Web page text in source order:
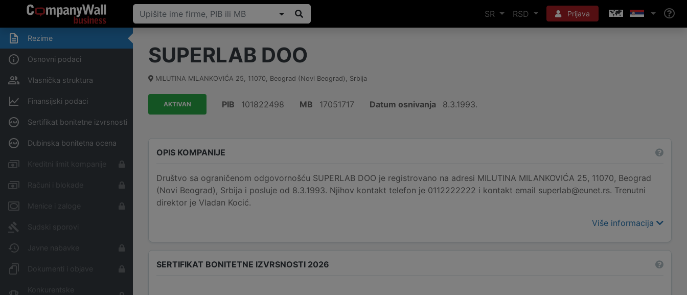
SR RSD Prijava
Rezime
Osnovni podaci
Vlasnička struktura
Finansijski podaci
Sertifikat bonitetne izvrsnosti
Dubinska bonitetna ocena
Kreditni limit kompanije
Računi i blokade
Menice i zaloge
Sudski sporovi
Javne nabavke
Dokumenti i objave
Konkurentske
SUPERLAB DOO
MILUTINA MILANKOVIĆA 25, 11070, Beograd (Novi Beograd) , Srbija
AKTIVAN PIB 101822498 MB 17051717 Datum osnivanja 8.3.1993.
OPIS KOMPANIJE
Društvo sa ograničenom odgovornošću SUPERLAB DOO je registrovano na adresi MILUTINA MILANKOVIĆA 25, 11070, Beograd
(Novi Beograd), Srbija i posluje od 8.3.1993. Njihov kontakt telefon je 0112222222 i kontakt email superlab@eunet.rs. Trenutni
direktor je Vladan Kocić.
Više informacija
SERTIFIKAT BONITETNE IZVRSNOSTI 2026